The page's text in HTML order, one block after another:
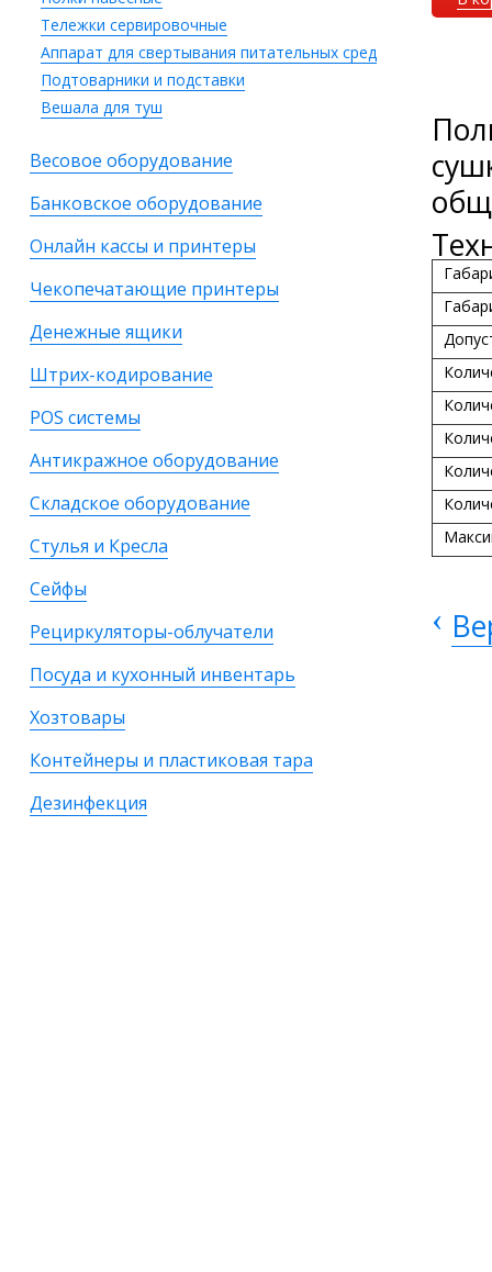
Тележки сервировочные
Аппарат для свертывания питательных сред
Подтоварники и подставки
Вешала для туш
Весовое оборудование
Банковское оборудование
Онлайн кассы и принтеры
Чекопечатающие принтеры
Денежные ящики
Штрих-кодирование
POS системы
Антикражное оборудование
Складское оборудование
Стулья и Кресла
Сейфы
Рециркуляторы-облучатели
Посуда и кухонный инвентарь
Хозтовары
Контейнеры и пластиковая тара
Дезинфекция
‹